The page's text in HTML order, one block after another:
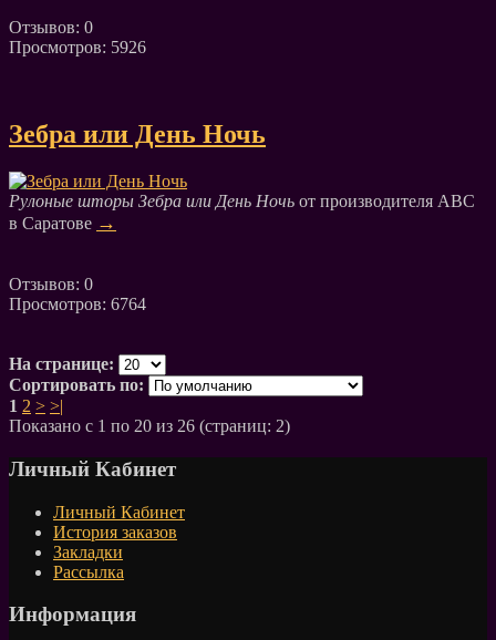
Отзывов: 0
Просмотров: 5926
Зебра или День Ночь
Рулоные шторы Зебра или День Ночь от производителя АВС
в Саратове →
Отзывов: 0
Просмотров: 6764
На странице:
Сортировать по:
1 2 > >|
Показано с 1 по 20 из 26 (страниц: 2)
Личный Кабинет
Личный Кабинет
История заказов
Закладки
Рассылка
Информация